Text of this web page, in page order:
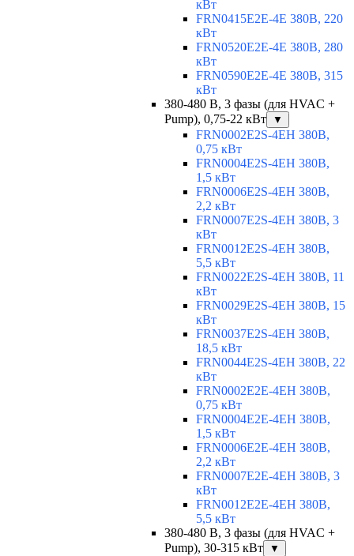
кВт
FRN0415E2E-4E 380В, 220
кВт
FRN0520E2E-4E 380В, 280
кВт
FRN0590E2E-4E 380В, 315
кВт
380-480 В, 3 фазы (для HVAC +
Pump), 0,75-22 кВт
▼
FRN0002E2S-4EH 380В,
0,75 кВт
FRN0004E2S-4EH 380В,
1,5 кВт
FRN0006E2S-4EH 380В,
2,2 кВт
FRN0007E2S-4EH 380В, 3
кВт
FRN0012E2S-4EH 380В,
5,5 кВт
FRN0022E2S-4EH 380В, 11
кВт
FRN0029E2S-4EH 380В, 15
кВт
FRN0037E2S-4EH 380В,
18,5 кВт
FRN0044E2S-4EH 380В, 22
кВт
FRN0002E2E-4EH 380В,
0,75 кВт
FRN0004E2E-4EH 380В,
1,5 кВт
FRN0006E2E-4EH 380В,
2,2 кВт
FRN0007E2E-4EH 380В, 3
кВт
FRN0012E2E-4EH 380В,
5,5 кВт
380-480 В, 3 фазы (для HVAC +
Pump), 30-315 кВт
▼